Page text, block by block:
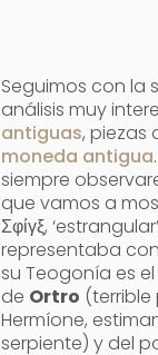
Seguimos con la
análisis muy
antiguas, piezas
moneda antigua
siempre
que vamos a
Σφίγξ,
representaba
su Teogonía es
de Ortro
Hermíone,
serpiente) y del